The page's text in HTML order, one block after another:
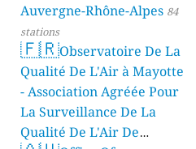
Auvergne-Rhône-Alpes 84
stations
🇫🇷Observatoire De La
Qualité De L'Air à Mayotte
- Association Agréée Pour
La Surveillance De La
Qualité De L'Air De